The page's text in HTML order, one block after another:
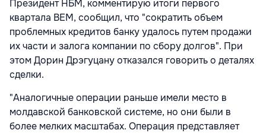
Президент НБМ, комментирую итоги первого
квартала BEM, сообщил, что "сократить объем
проблемных кредитов банку удалось путем продажи
их части и залога компании по сбору долгов". При
этом Дорин Дрэгуцану отказался говорить о деталях
сделки.
"Аналогичные операции раньше имели место в
молдавской банковской системе, но они были в
более мелких масштабах. Операция представляет